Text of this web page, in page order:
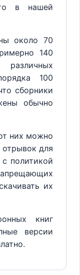
в нашей
около 70
140
100
сборники
обычно
них можно
отрывок для
политикой
их
книг
версии